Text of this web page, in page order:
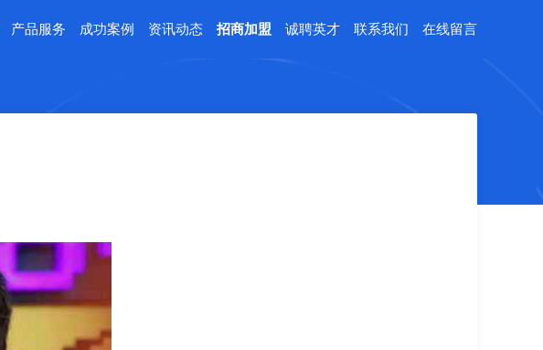
产品服务 成功案例 资讯动态 招商加盟 诚聘英才 联系我们 在线留言